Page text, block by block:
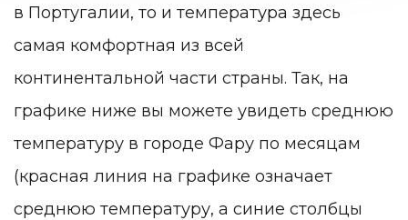
в Португалии, то и температура здесь
самая комфортная из всей
континентальной части страны. Так, на
графике ниже вы можете увидеть среднюю
температуру в городе Фару по месяцам
(красная линия на графике означает
среднюю температуру, а синие столбцы